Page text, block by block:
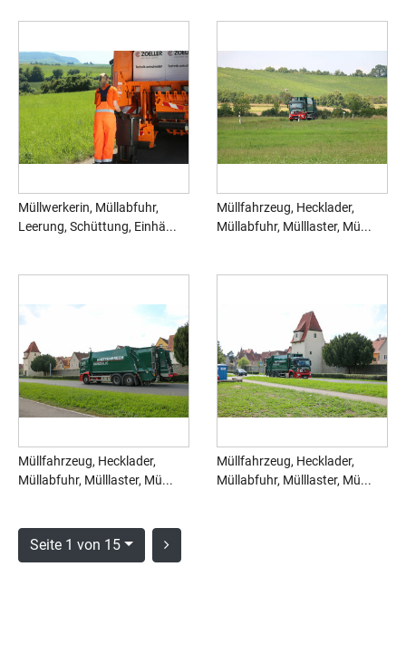
Müllwerkerin, Müllabfuhr,
Leerung, Schüttung, Einhä...
Müllfahrzeug, Hecklader,
Müllabfuhr, Mülllaster, Mü...
Müllfahrzeug, Hecklader,
Müllabfuhr, Mülllaster, Mü...
Müllfahrzeug, Hecklader,
Müllabfuhr, Mülllaster, Mü...
Seite 1 von 15